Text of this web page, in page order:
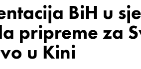
BiH u
pripreme za
u Kini